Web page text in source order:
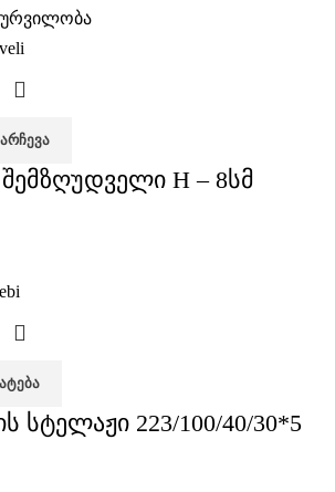
H – 8სმ
სტელაჟი 223/100/40/30*5